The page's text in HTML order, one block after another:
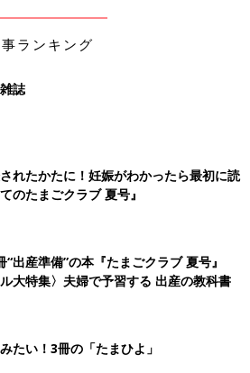
ランキング
誌
れたかたに！妊娠がわかったら最初に読
のたまごクラブ 夏号』
“出産準備”の本『たまごクラブ 夏号』
ル大特集〉夫婦で予習する 出産の教科書
たい！3冊の「たまひよ」